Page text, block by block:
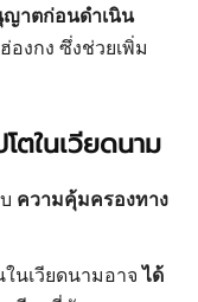
าตก่อนดำเนิน
งกง ซึ่งช่วยเพิ่ม
ตในเวียดนาม
ความคุ้มครองทาง
นเวียดนามอาจได้